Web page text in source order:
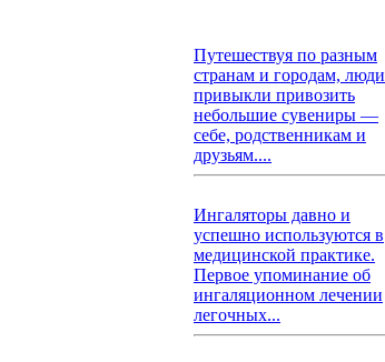
Путешествуя по разным
странам и городам, люди
привыкли привозить
небольшие сувениры —
себе, родственникам и
друзьям....
Ингаляторы давно и
успешно используются в
медицинской практике.
Первое упоминание об
ингаляционном лечении
легочных...